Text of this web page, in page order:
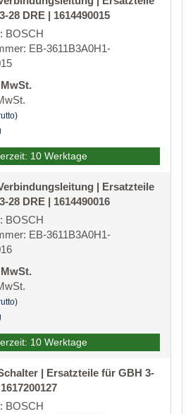
28 DRE | 1614490015
BOSCH
EB-3611B3A0H1-
10 Werktage
| Ersatzteile
28 DRE | 1614490016
BOSCH
EB-3611B3A0H1-
10 Werktage
| Ersatzteile für GBH 3-
BOSCH